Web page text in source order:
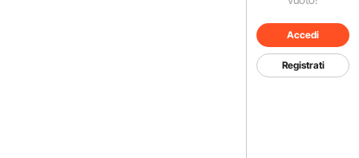
Accedi
Registrati